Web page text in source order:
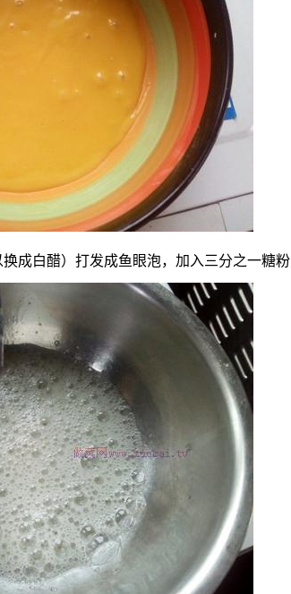
成白醋）打发成鱼眼泡，加入三分之一糖粉